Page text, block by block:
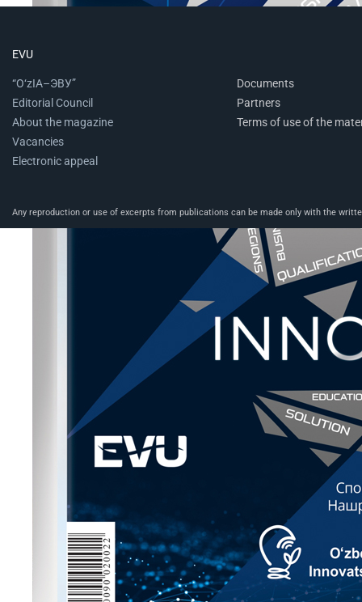
EVU
“O‘zIA–ЭВУ”
Editorial Council
About the magazine
Vacancies
Electronic appeal
Documents
Partners
Terms of use of the
Any reproduction or use of excerpts from publications can be made only with the